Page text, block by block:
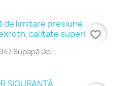
Supapă De...
favorite_border